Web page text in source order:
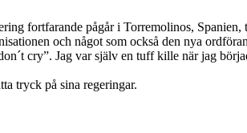
fortfarande pågår i Torremolinos,
och något som också den nya
cry”. Jag var själv en tuff kille när jag
tryck på sina regeringar.